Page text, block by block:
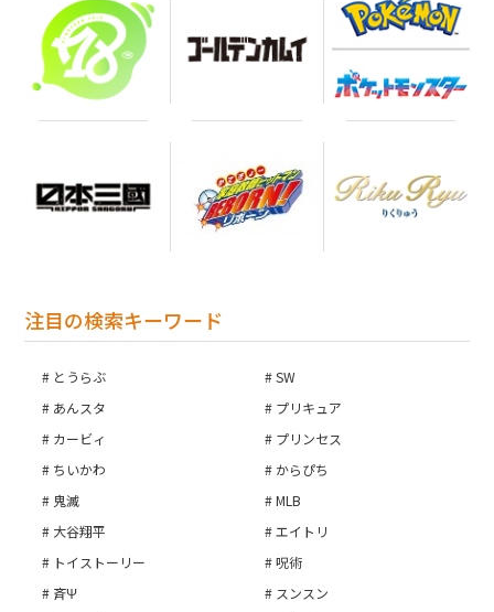
注目の検索キーワード
とうらぶ
SW
あんスタ
プリキュア
カービィ
プリンセス
ちいかわ
からぴち
鬼滅
MLB
大谷翔平
エイトリ
トイストーリー
呪術
斉Ψ
スンスン